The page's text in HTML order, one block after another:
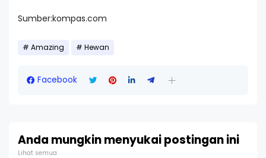
Sumber:kompas.com
Amazing Hewan
Facebook
Anda mungkin menyukai postingan ini
Lihat semua